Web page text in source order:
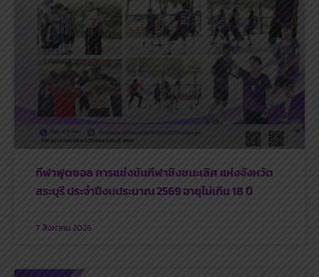
กีฬาฟุตซอล การแข่งขันกีฬาชิงชนะเลิศ แห่งจังหวัด
สระบุรี ประจำปีงบประมาณ 2569 อายุไม่เกิน 18 ปี
7 สิงหาคม 2026